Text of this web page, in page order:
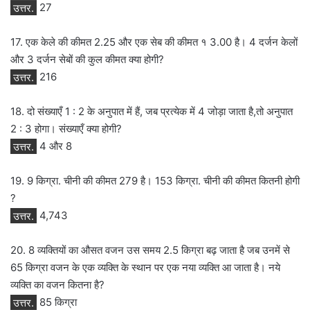
उत्तर. 27
17. एक केले की कीमत 2.25 और एक सेब की कीमत १ 3.00 है। 4 दर्जन केलों
और 3 दर्जन सेबों की कुल कीमत क्या होगी?
उत्तर. 216
18. दो संख्याएँ 1 : 2 के अनुपात में हैं, जब प्रत्येक में 4 जोड़ा जाता है,तो अनुपात
2 : 3 होगा। संख्याएँ क्या होगी?
उत्तर. 4 और 8
19. 9 किग्रा. चीनी की कीमत 279 है। 153 किग्रा. चीनी की कीमत कितनी होगी
?
उत्तर. 4,743
20. 8 व्यक्तियों का औसत वजन उस समय 2.5 किग्रा बढ़ जाता है जब उनमें से
65 किग्रा वजन के एक व्यक्ति के स्थान पर एक नया व्यक्ति आ जाता है। नये
व्यक्ति का वजन कितना है?
उत्तर. 85 किग्रा